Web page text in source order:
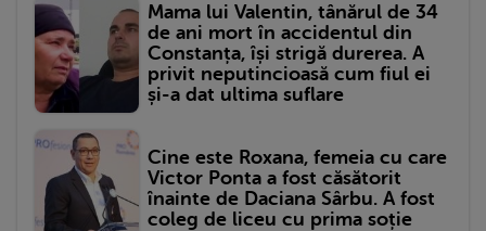
Mama lui Valentin, tânărul de 34
de ani mort în accidentul din
Constanța, își strigă durerea. A
privit neputincioasă cum fiul ei
și-a dat ultima suflare
Cine este Roxana, femeia cu care
Victor Ponta a fost căsătorit
înainte de Daciana Sârbu. A fost
coleg de liceu cu prima soție